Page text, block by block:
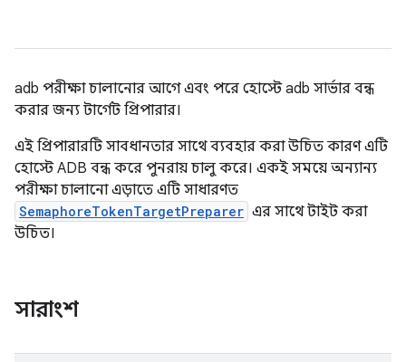
adb পরীক্ষা চালানোর আগে এবং পরে হোস্টে adb সার্ভার বন্ধ
করার জন্য টার্গেট প্রিপারার।
এই প্রিপারারটি সাবধানতার সাথে ব্যবহার করা উচিত কারণ এটি
হোস্টে ADB বন্ধ করে পুনরায় চালু করে। একই সময়ে অন্যান্য
পরীক্ষা চালানো এড়াতে এটি সাধারণত
SemaphoreTokenTargetPreparer এর সাথে টাইট করা
উচিত।
সারাংশ